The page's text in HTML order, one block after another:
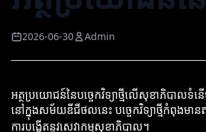
2026-06-30 Admin
អត្ថប្រយោជន៍នៃបច្ចេកវិទ្យាថ្មីលើសុខាភិបាលទំន
នៅក្នុងសម័យឌីជីថលនេះ បច្ចេកវិទ្យាថ្មីកំពុងមានឥ
ការបង្កើតនូវសេវាកម្មសុខាភិបាល។